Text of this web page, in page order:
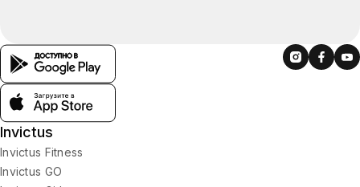
Invictus
Invictus Fitness
Invictus GO